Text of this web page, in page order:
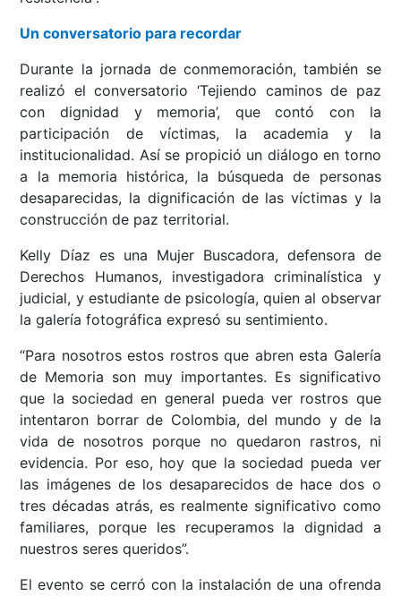
Un conversatorio para recordar
Durante la jornada de conmemoración, también se
realizó el conversatorio ‘Tejiendo caminos de paz
con dignidad y memoria’, que contó con la
participación de víctimas, la academia y la
institucionalidad. Así se propició un diálogo en torno
a la memoria histórica, la búsqueda de personas
desaparecidas, la dignificación de las víctimas y la
construcción de paz territorial.
Kelly Díaz es una Mujer Buscadora, defensora de
Derechos Humanos, investigadora criminalística y
judicial, y estudiante de psicología, quien al observar
la galería fotográfica expresó su sentimiento.
“Para nosotros estos rostros que abren esta Galería
de Memoria son muy importantes. Es significativo
que la sociedad en general pueda ver rostros que
intentaron borrar de Colombia, del mundo y de la
vida de nosotros porque no quedaron rastros, ni
evidencia. Por eso, hoy que la sociedad pueda ver
las imágenes de los desaparecidos de hace dos o
tres décadas atrás, es realmente significativo como
familiares, porque les recuperamos la dignidad a
nuestros seres queridos”.
El evento se cerró con la instalación de una ofrenda